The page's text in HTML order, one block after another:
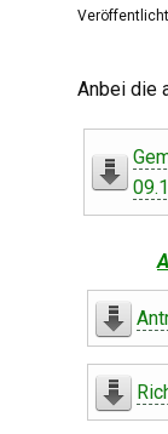
Anbei die